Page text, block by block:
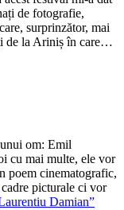
de fotografie,
surprinzător, mai
de la Ariniș în care…
om: Emil
cu mai multe, ele vor
poem cinematografic,
picturale ci vor
Damian”